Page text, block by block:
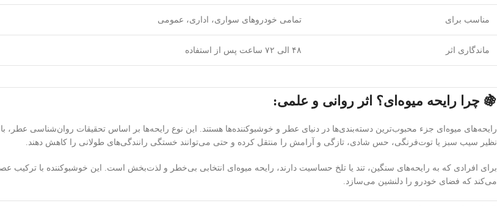
مناسب برای تمامی خودروهای سواری، اداری، عمومی
ماندگاری اثر ۴۸ الی ۷۲ ساعت پس از استفاده
🍇 چرا رایحه میوه‌ای؟ اثر روانی و علمی:
رایحه‌های میوه‌ای جزء محبوب‌ترین دسته‌بندی‌ها در دنیای عطر و خوشبوکننده‌ها هستند. این نوع رایحه‌ها بر اساس تحقیقات روان‌شناسی
نظیر سیب سبز یا توت‌فرنگی، حس شادی، تازگی و آرامش را منتقل کرده و حتی می‌توانند خستگی رانندگی‌های طولانی را کاهش دهند.
برای افرادی که به رایحه‌های سنگین، تند یا تلخ حساسیت دارند، رایحه میوه‌ای انتخابی بی‌خطر و لذت‌بخش است. این خوشبوکننده با ترکیب
می‌کند که فضای خودرو را دلنشین می‌سازد.